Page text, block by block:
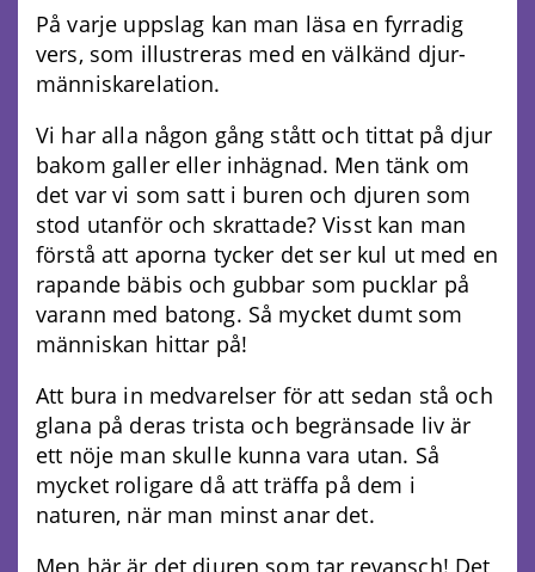
På varje uppslag kan man läsa en fyrradig
vers, som illustreras med en välkänd djur-
människarelation.
Vi har alla någon gång stått och tittat på djur
bakom galler eller inhägnad. Men tänk om
det var vi som satt i buren och djuren som
stod utanför och skrattade? Visst kan man
förstå att aporna tycker det ser kul ut med en
rapande bäbis och gubbar som pucklar på
varann med batong. Så mycket dumt som
människan hittar på!
Att bura in medvarelser för att sedan stå och
glana på deras trista och begränsade liv är
ett nöje man skulle kunna vara utan. Så
mycket roligare då att träffa på dem i
naturen, när man minst anar det.
Men här är det djuren som tar revansch! Det